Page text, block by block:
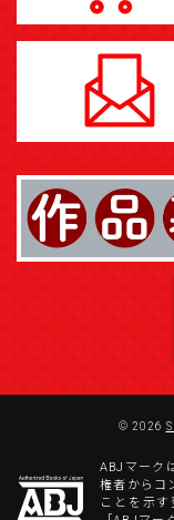
© 2026
ABJマーク
権者からコ
ことを示